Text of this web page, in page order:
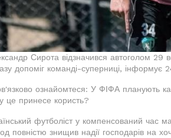
Сирота відзначився автоголом 29
допоміг команді-суперниці, інформує
ознайомтеся: У ФІФА планують
це принесе користь?
футболіст у компенсований час
повністю знищив надії господарів на